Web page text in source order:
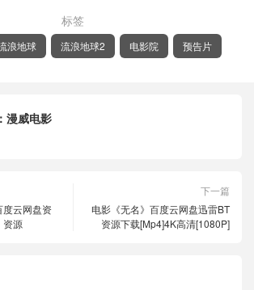
标签
浪地球 流浪地球2 电影院 预告片
漫威电影
度云网盘资
资源
下一篇
电影《无名》百度云网盘迅雷BT
资源下载[Mp4]4K高清[1080P]